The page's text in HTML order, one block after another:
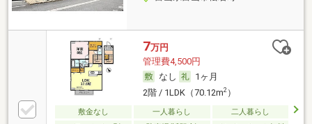
7万円
管理費4,500円
なし
1ヶ月
2階 / 1LDK（70.12m2）
敷金なし 一人暮らし
二人暮らし